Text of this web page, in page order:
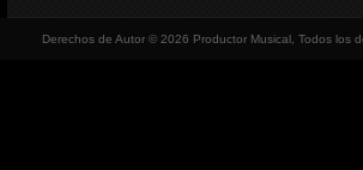
Derechos de Autor © 2026 Productor Musical, Todos los